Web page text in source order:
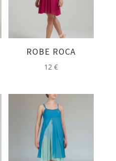
ROBE ROCA
12€